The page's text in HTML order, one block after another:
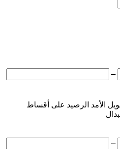
–
الأمد الرصيد على أقساط
–